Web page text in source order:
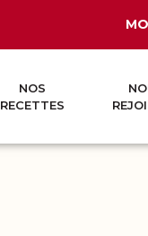
NOS
RECETTES